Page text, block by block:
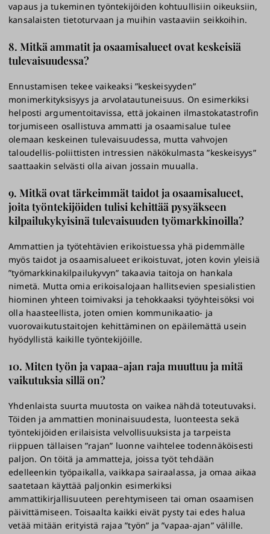
vapaus ja tukeminen työntekijöiden kohtuullisiin oikeuksiin,
kansalaisten tietoturvaan ja muihin vastaaviin seikkoihin.
8. Mitkä ammatit ja osaamisalueet ovat keskeisiä
tulevaisuudessa?
Ennustamisen tekee vaikeaksi ”keskeisyyden”
monimerkityksisyys ja arvolatautuneisuus. On esimerkiksi
helposti argumentoitavissa, että jokainen ilmastokatastrofin
torjumiseen osallistuva ammatti ja osaamisalue tulee
olemaan keskeinen tulevaisuudessa, mutta vahvojen
taloudellis-poliittisten intressien näkökulmasta ”keskeisyys”
saattaakin selvästi olla aivan jossain muualla.
9. Mitkä ovat tärkeimmät taidot ja osaamisalueet,
joita työntekijöiden tulisi kehittää pysyäkseen
kilpailukykyisinä tulevaisuuden työmarkkinoilla?
Ammattien ja työtehtävien erikoistuessa yhä pidemmälle
myös taidot ja osaamisalueet erikoistuvat, joten kovin yleisiä
”työmarkkinakilpailukyvyn” takaavia taitoja on hankala
nimetä. Mutta omia erikoisalojaan hallitsevien spesialistien
hiominen yhteen toimivaksi ja tehokkaaksi työyhteisöksi voi
olla haasteellista, joten omien kommunikaatio- ja
vuorovaikutustaitojen kehittäminen on epäilemättä usein
hyödyllistä kaikille työntekijöille.
10. Miten työn ja vapaa-ajan raja muuttuu ja mitä
vaikutuksia sillä on?
Yhdenlaista suurta muutosta on vaikea nähdä toteutuvaksi.
Töiden ja ammattien moninaisuudesta, luonteesta sekä
työntekijöiden erilaisista velvollisuuksista ja tarpeista
riippuen tällaisen ”rajan” luonne vaihtelee todennäköisesti
paljon. On töitä ja ammatteja, joissa työt tehdään
edelleenkin työpaikalla, vaikkapa sairaalassa, ja omaa aikaa
saatetaan käyttää paljonkin esimerkiksi
ammattikirjallisuuteen perehtymiseen tai oman osaamisen
päivittämiseen. Toisaalta kaikki eivät pysty tai edes halua
vetää mitään erityistä rajaa ”työn” ja ”vapaa-ajan” välille.